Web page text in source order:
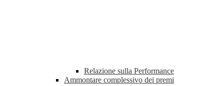
Relazione sulla Performance
Ammontare complessivo dei premi